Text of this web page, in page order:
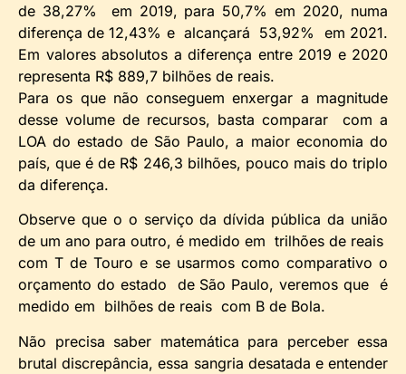
de 38,27% em 2019, para 50,7% em 2020, numa
diferença de 12,43% e alcançará 53,92% em 2021.
Em valores absolutos a diferença entre 2019 e 2020
representa R$ 889,7 bilhões de reais.
Para os que não conseguem enxergar a magnitude
desse volume de recursos, basta comparar com a
LOA do estado de São Paulo, a maior economia do
país, que é de R$ 246,3 bilhões, pouco mais do triplo
da diferença.
Observe que o o serviço da dívida pública da união
de um ano para outro, é medido em trilhões de reais
com T de Touro e se usarmos como comparativo o
orçamento do estado de São Paulo, veremos que é
medido em bilhões de reais com B de Bola.
Não precisa saber matemática para perceber essa
brutal discrepância, essa sangria desatada e entender